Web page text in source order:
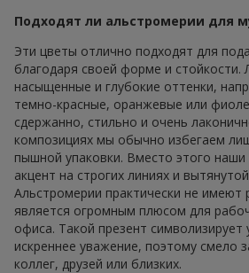
Подходят ли альстромерии для
Эти цветы отлично подходят для
благодаря своей форме и стойкости.
насыщенные и глубокие оттенки,
темно-красные, оранжевые или
сдержанно, стильно и очень
композициях мы обычно избегаем
пышной упаковки. Вместо этого
акцент на строгих линиях и
Альстромерии практически не имеют
является огромным плюсом для
офиса. Такой презент символизирует
искреннее уважение, поэтому смело
коллег, друзей или близких.